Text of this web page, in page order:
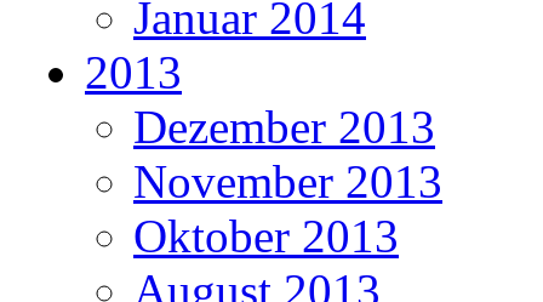
Januar 2014
2013
Dezember 2013
November 2013
Oktober 2013
August 2013